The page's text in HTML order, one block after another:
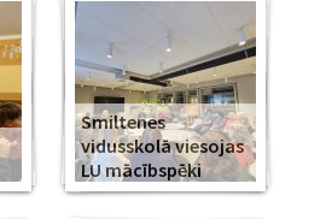
Smiltenes
vidusskolā viesojas
LU mācībspēki